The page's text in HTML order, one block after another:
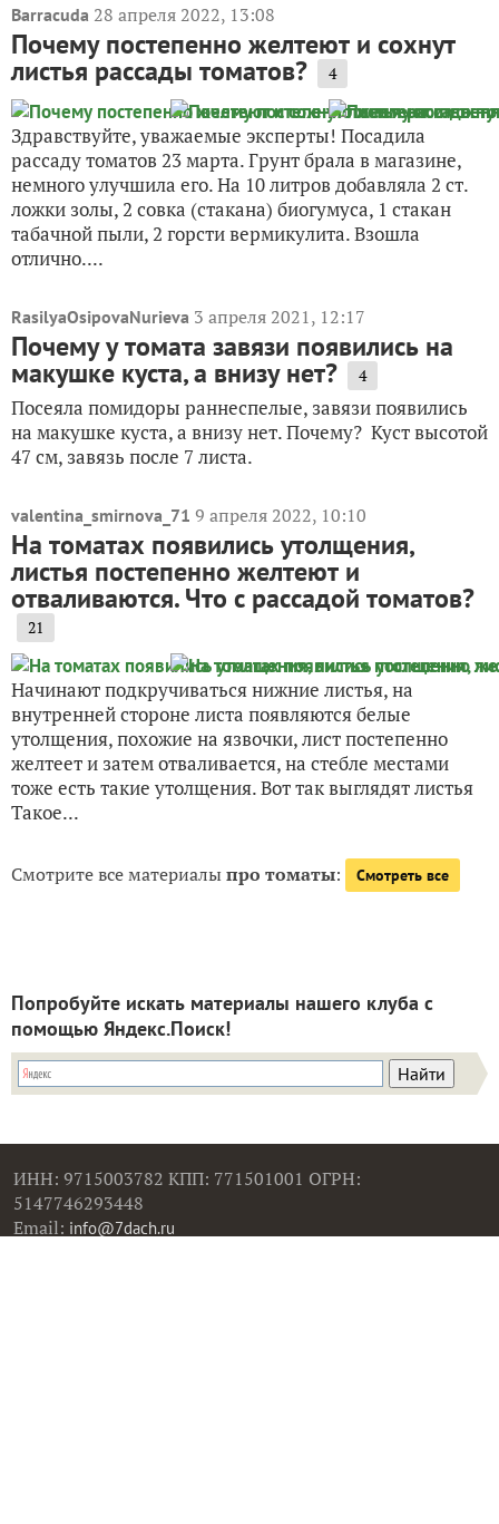
Barracuda 28 апреля 2022, 13:08
Почему постепенно желтеют и сохнут
листья рассады томатов? 4
Здравствуйте, уважаемые эксперты! Посадила
рассаду томатов 23 марта. Грунт брала в магазине,
немного улучшила его. На 10 литров добавляла 2 ст.
ложки золы, 2 совка (стакана) биогумуса, 1 стакан
табачной пыли, 2 горсти вермикулита. Взошла
отлично....
RasilyaOsipovaNurieva 3 апреля 2021, 12:17
Почему у томата завязи появились на
макушке куста, а внизу нет? 4
Посеяла помидоры раннеспелые, завязи появились
на макушке куста, а внизу нет. Почему? Куст высотой
47 см, завязь после 7 листа.
valentina_smirnova_71 9 апреля 2022, 10:10
На томатах появились утолщения,
листья постепенно желтеют и
отваливаются. Что с рассадой томатов?
21
Начинают подкручиваться нижние листья, на
внутренней стороне листа появляются белые
утолщения, похожие на язвочки, лист постепенно
желтеет и затем отваливается, на стебле местами
тоже есть такие утолщения. Вот так выглядят листья
Такое...
Смотрите все материалыпро томаты: Смотреть все
Попробуйте искать материалы нашего клуба с
помощью Яндекс.Поиск!
ИНН: 9715003782 КПП: 771501001 ОГРН:
5147746293448
Email: info@7dach.ru